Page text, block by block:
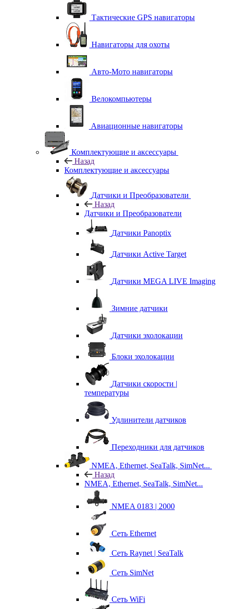
Тактические GPS навигаторы
Навигаторы для охоты
Авто-Мото навигаторы
Велокомпьютеры
Авиационные навигаторы
Комплектующие и аксессуары
Назад
Комплектующие и аксессуары
Датчики и Преобразователи
Назад
Датчики и Преобразователи
Датчики Panoptix
Датчики Active Target
Датчики MEGA LIVE Imaging
Зимние датчики
Датчики эхолокации
Блоки эхолокации
Датчики скорости |
температуры
Удлинители датчиков
Переходники для датчиков
NMEA, Ethernet, SeaTalk, SimNet...
Назад
NMEA, Ethernet, SeaTalk, SimNet...
NMEA 0183 | 2000
Сеть Ethernet
Сеть Raynet | SeaTalk
Сеть SimNet
Сеть WiFi